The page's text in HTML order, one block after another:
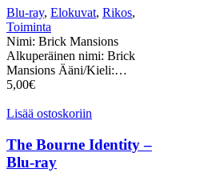
Blu-ray, Elokuvat, Rikos,
Toiminta
Nimi: Brick Mansions
Alkuperäinen nimi: Brick
Mansions Ääni/Kieli:…
5,00€
Lisää ostoskoriin
The Bourne Identity –
Blu-ray